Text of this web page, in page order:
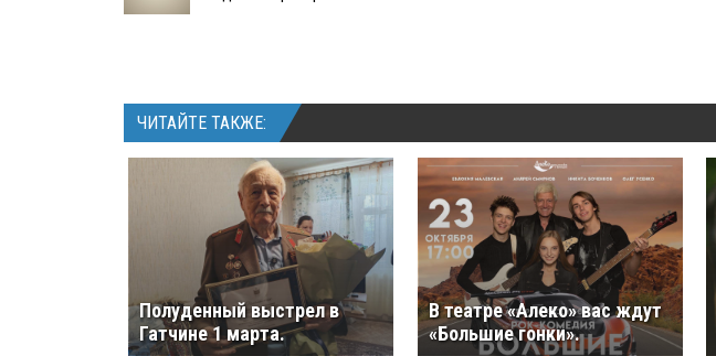
ЧИТАЙТЕ ТАКЖЕ:
Полуденный выстрел в
Гатчине 1 марта.
В театре «Алеко» вас ждут
«Большие гонки».